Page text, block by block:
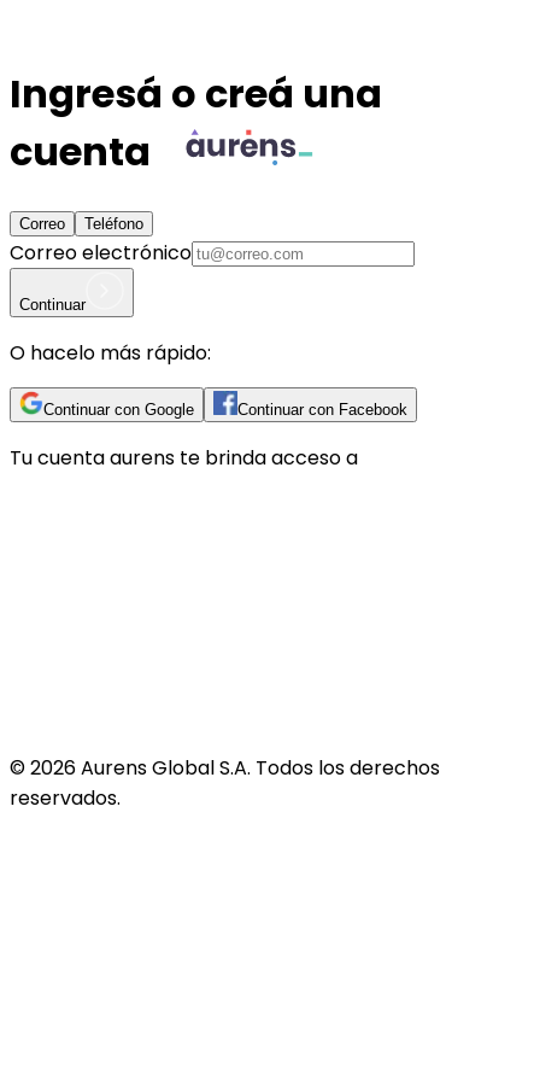
Ingresá o creá una
cuenta
Correo Teléfono
Correo electrónico
Continuar
O hacelo más rápido:
Continuar con Google Continuar con Facebook
Tu cuentaaurens te brinda acceso a
©2026Aurens Global S.A. Todos los derechos
reservados.